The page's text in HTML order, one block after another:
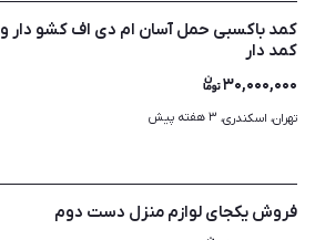
کمد باکسبی حمل آسان ام دی اف کشو دار و
کمد دار
۳۰,۰۰۰,۰۰۰
تهران، اسکندری، ۳ هفته پیش
فروش یکجای لوازم منزل دست دوم